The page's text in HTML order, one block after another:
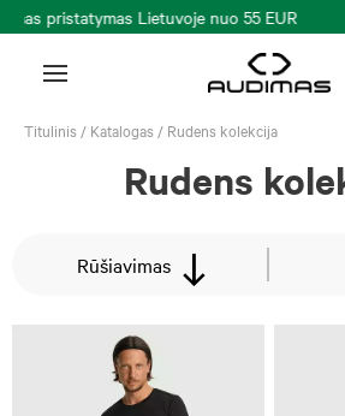
Prekių grąžinimas per 30 k. d.
Titulinis / Katalogas / Rudens kolekcija
Rudens
Rūšiavimas